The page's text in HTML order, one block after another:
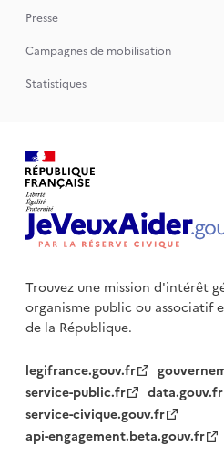
Presse
Campagnes de mobilisation
Statistiques
Trouvez une mission d'intérêt
organisme publicou associatif
de la République.
legifrance.gouv.fr
service-public.fr
data.gouv.fr
service-civique.gouv.fr
api-engagement.beta.gouv.fr